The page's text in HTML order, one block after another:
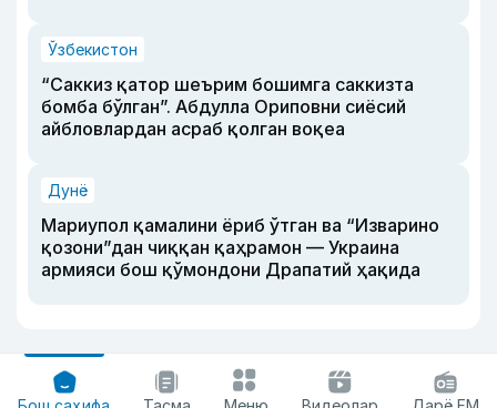
Ўзбекистон
“Саккиз қатор шеърим бошимга саккизта
бомба бўлган”. Абдулла Ориповни сиёсий
айбловлардан асраб қолган воқеа
Дунё
Мариупол қамалини ёриб ўтган ва “Изварино
қозони”дан чиққан қаҳрамон — Украина
армияси бош қўмондони Драпатий ҳақида